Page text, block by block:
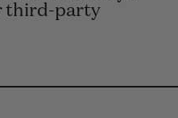
third-party